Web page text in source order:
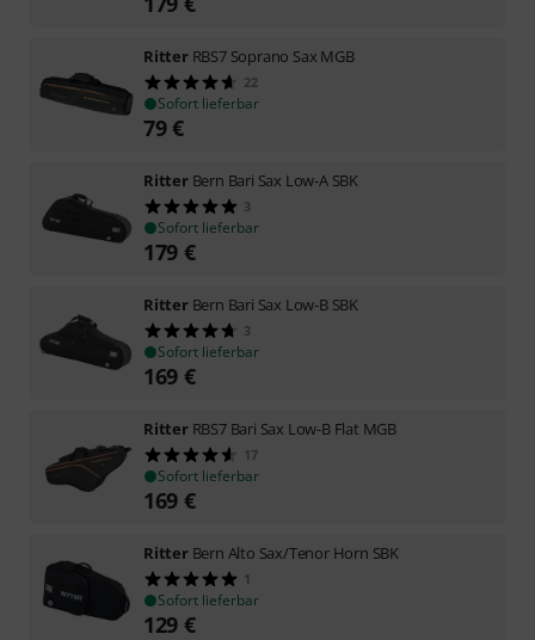
Ritter RBS7 Soprano Sax MGB
22
Sofort lieferbar
79€
Ritter Bern Bari Sax Low-A SBK
3
Sofort lieferbar
179 €
Ritter Bern Bari Sax Low-B SBK
3
Sofort lieferbar
169 €
Ritter RBS7 Bari Sax Low-B Flat MGB
17
Sofort lieferbar
169 €
Ritter Bern Alto Sax/Tenor Horn SBK
1
Sofort lieferbar
129 €